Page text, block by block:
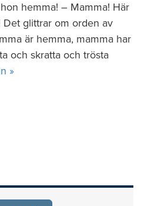
hemma! – Mamma! Här
Det glittrar om orden av
är hemma, mamma har
och skratta och trösta
»